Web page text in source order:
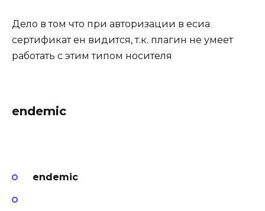
Дело в том что при авторизации в есиа
сертификат ен видится, т.к. плагин не умеет
работать с этим типом носителя
endemic
endemic